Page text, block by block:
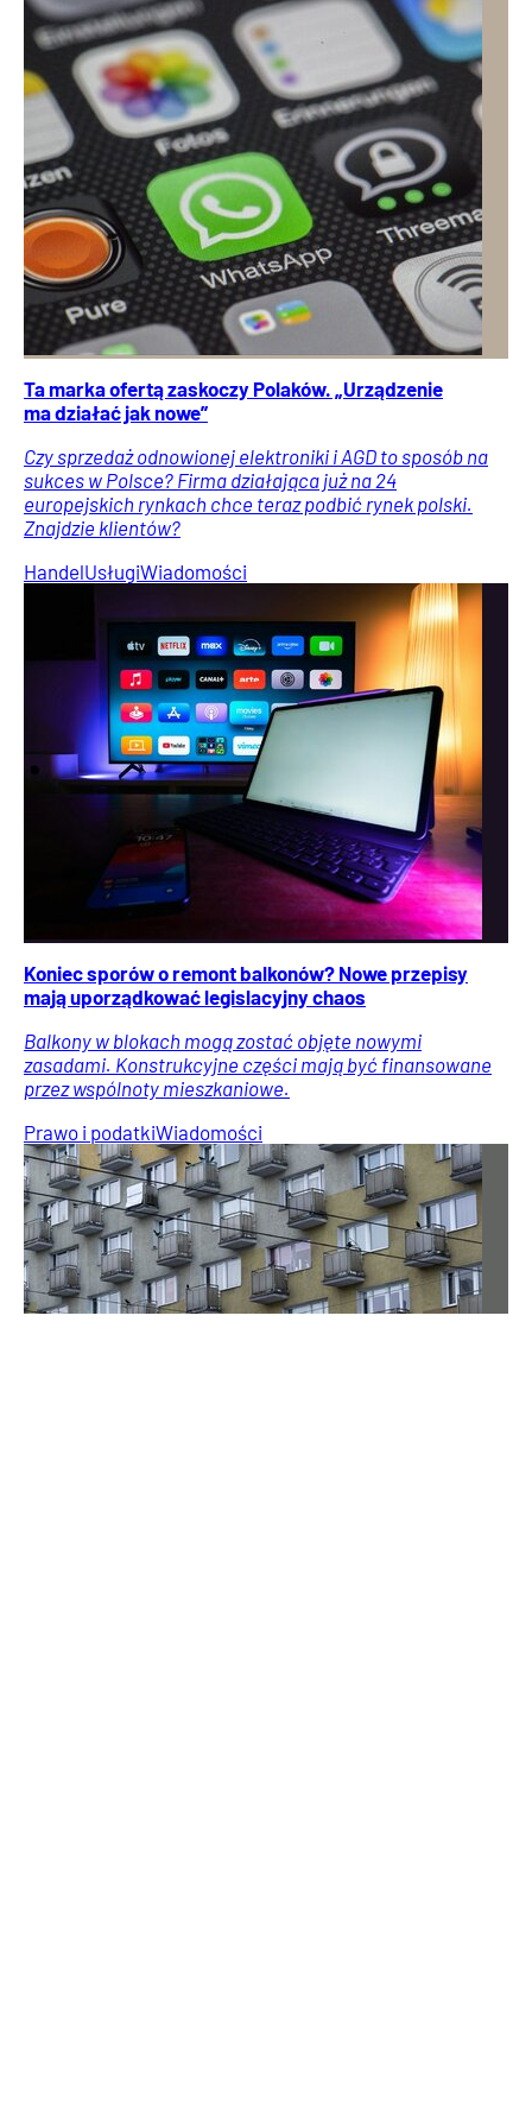
Ta marka ofertą zaskoczy Polaków. „Urządzenie
ma działać jak nowe”
Czy sprzedaż odnowionej elektroniki i AGD to sposób na
sukces w Polsce? Firma działająca już na 24
europejskich rynkach chce teraz podbić rynek polski.
Znajdzie klientów?
HandelUsługiWiadomości
Koniec sporów o remont balkonów? Nowe przepisy
mają uporządkować legislacyjny chaos
Balkony w blokach mogą zostać objęte nowymi
zasadami. Konstrukcyjne części mają być finansowane
przez wspólnoty mieszkaniowe.
Prawo i podatkiWiadomości